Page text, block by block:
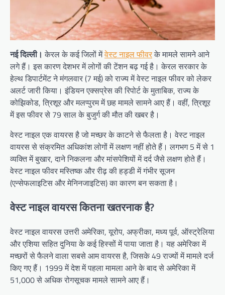
नई दिल्ली। केरल के कई जिलों मेंवेस्ट नाइल फीवरके मामले सामने आने
लगे हैं। इस कारण देशभर में लोगों की टेंशन बढ़ गई है। केरल सरकार के
हेल्थ डिपार्टमेंट ने मंगलवार (7 मई) को राज्य में वेस्ट नाइल फीवर को लेकर
अलर्ट जारी किया। इंडियन एक्सप्रेस की रिपोर्ट के मुताबिक, राज्य के
कोझिकोड, त्रिशूर और मलप्पुरम में छह मामले सामने आए हैं। वहीं, त्रिशूर
में इस फीवर से 79 साल के बुजुर्ग की मौत की खबर है।
वेस्ट नाइल एक वायरस है जो मच्छर के काटने से फैलता है। वेस्ट नाइल
वायरस से संक्रमित अधिकांश लोगों में लक्षण नहीं होते हैं। लगभग 5 में से 1
व्यक्ति में बुखार, दाने निकलना और मांसपेशियों में दर्द जैसे लक्षण होते हैं।
वेस्ट नाइल फीवर मस्तिष्क और रीढ़ की हड्डी में गंभीर सूजन
(एन्सेफलाइटिस और मेनिनजाइटिस) का कारण बन सकता है।
वेस्ट नाइल वायरस कितना खतरनाक है?
वेस्ट नाइल वायरस उत्तरी अमेरिका, यूरोप, अफ्रीका, मध्य पूर्व, ऑस्ट्रेलिया
और एशिया सहित दुनिया के कई हिस्सों में पाया जाता है। यह अमेरिका में
मच्छरों से फैलने वाला सबसे आम वायरस है, जिसके 49 राज्यों में मामले दर्ज
किए गए हैं। 1999 में देश में पहला मामला आने के बाद से अमेरिका में
51,000 से अधिक रोगसूचक मामले सामने आए हैं।